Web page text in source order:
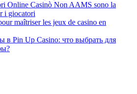
Online Casinò Non AAMS sono la
i giocatori
maîtriser les jeux de casino en
в Pin Up Casino: что выбрать для